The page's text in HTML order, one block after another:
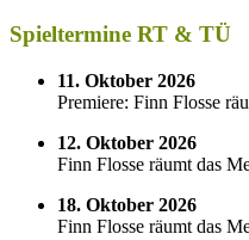
Spieltermine RT & TÜ
11. Oktober 2026
Premiere: Finn Flosse
12. Oktober 2026
Finn Flosse räumt das
18. Oktober 2026
Finn Flosse räumt das